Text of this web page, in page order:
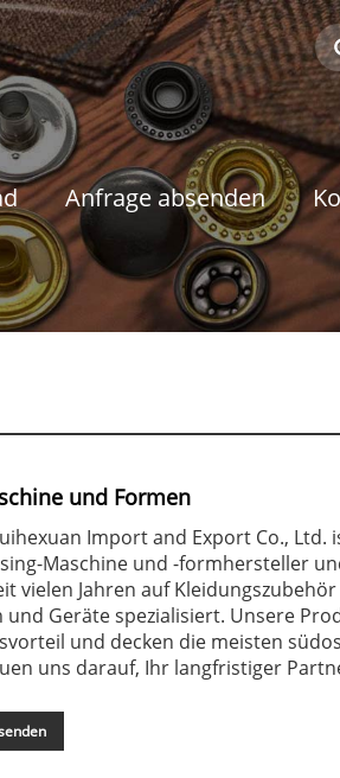
Anfrage absenden
und Formen
Import and Export Co., Ltd.
Maschine und -formhersteller
vielen Jahren auf
und Geräte spezialisiert. Unsere
und decken die meisten
uns darauf, Ihr langfristiger